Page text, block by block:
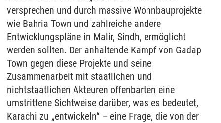
versprechen und durch massive Wohnbauprojekte
wie Bahria Town und zahlreiche andere
Entwicklungspläne in Malir, Sindh, ermöglicht
werden sollten. Der anhaltende Kampf von Gadap
Town gegen diese Projekte und seine
Zusammenarbeit mit staatlichen und
nichtstaatlichen Akteuren offenbarten eine
umstrittene Sichtweise darüber, was es bedeutet,
Karachi zu „entwickeln“ – eine Frage, die von der